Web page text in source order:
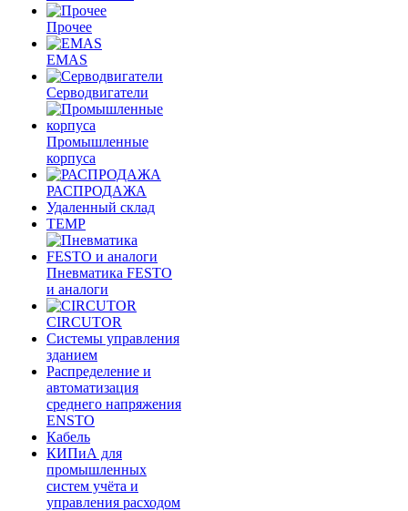
Прочее
EMAS
Cерводвигатели
Промышленные
корпуса
РАСПРОДАЖА
Удаленный склад
TEMP
Пневматика FESTO
и аналоги
CIRCUTOR
Системы управления
зданием
Распределение и
автоматизация
среднего напряжения
ENSTO
Кабель
КИПиА для
промышленных
систем учёта и
управления расходом